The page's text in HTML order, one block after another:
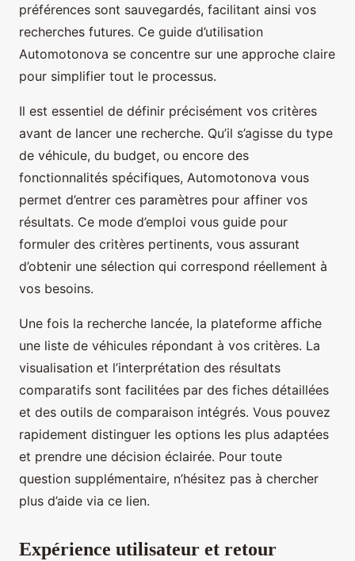
préférences sont sauvegardés, facilitant ainsi vos
recherches futures. Ce guide d’utilisation
Automotonova se concentre sur une approche claire
pour simplifier tout le processus.
Il est essentiel de définir précisément vos critères
avant de lancer une recherche. Qu’il s’agisse du type
de véhicule, du budget, ou encore des
fonctionnalités spécifiques, Automotonova vous
permet d’entrer ces paramètres pour affiner vos
résultats. Ce mode d’emploi vous guide pour
formuler des critères pertinents, vous assurant
d’obtenir une sélection qui correspond réellement à
vos besoins.
Une fois la recherche lancée, la plateforme affiche
une liste de véhicules répondant à vos critères. La
visualisation et l’interprétation des résultats
comparatifs sont facilitées par des fiches détaillées
et des outils de comparaison intégrés. Vous pouvez
rapidement distinguer les options les plus adaptées
et prendre une décision éclairée. Pour toute
question supplémentaire, n’hésitez pas à chercher
plus d’aide via ce lien.
Expérience utilisateur et retour